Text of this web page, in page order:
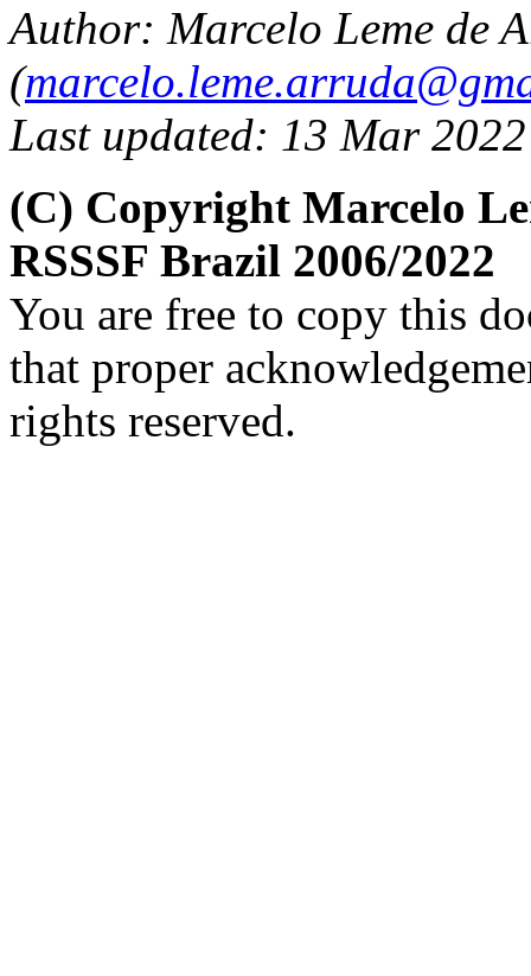
Author: Marcelo Leme de
(
Last updated: 13 Mar 2022
(C) Copyright Marcelo
RSSSF Brazil 2006/2022
You are free to copy this
that proper
rights reserved.